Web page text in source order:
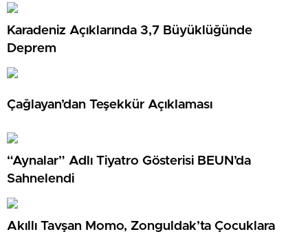
Karadeniz Açıklarında 3,7 Büyüklüğünde
Deprem
Çağlayan’dan Teşekkür Açıklaması
“Aynalar” Adlı Tiyatro Gösterisi BEUN’da
Sahnelendi
Akıllı Tavşan Momo, Zonguldak’ta Çocuklara